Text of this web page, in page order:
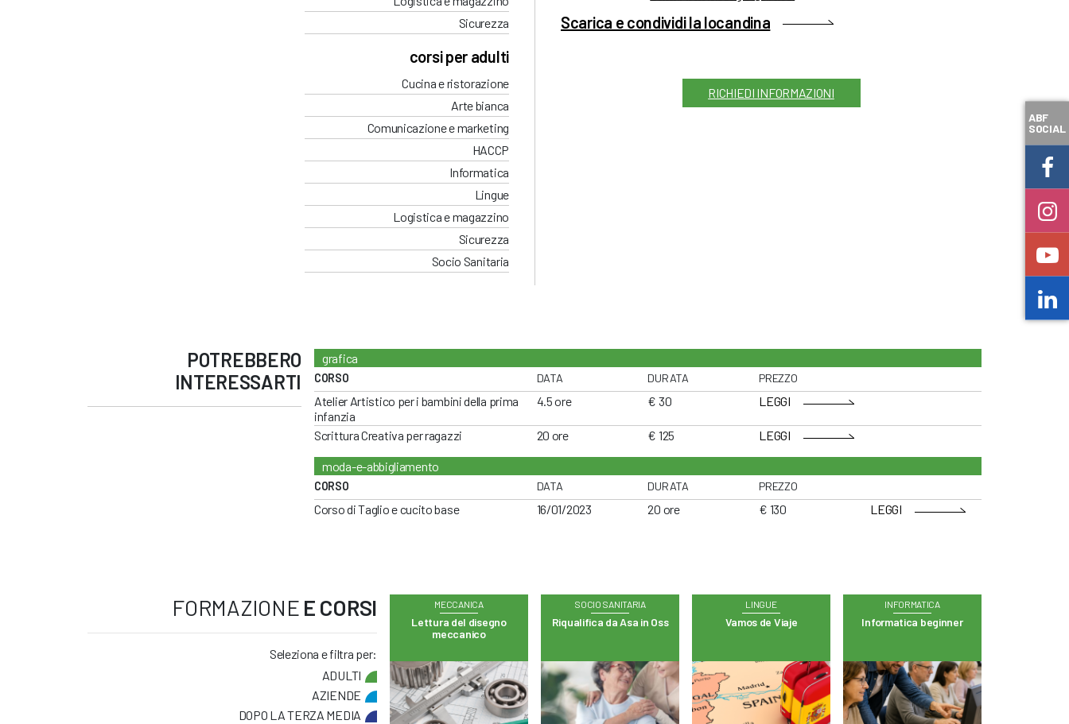
Sicurezza
corsi per adulti
Cucina e ristorazione
Arte bianca
Comunicazione e marketing
HACCP
Informatica
Lingue
Logistica e magazzino
Sicurezza
Socio Sanitaria
Scarica e condividi la locandina
RICHIEDI INFORMAZIONI
POTREBBERO
INTERESSARTI
grafica
CORSO DATA DURATA PREZZO
Atelier Artistico per i bambini della prima
infanzia
4.5 ore € 30 LEGGI
Scrittura Creativa per ragazzi 20 ore € 125 LEGGI
moda-e-abbigliamento
CORSO DATA DURATA PREZZO
Corso di Taglio e cucito base 16/01/2023 20 ore € 130 LEGGI
FORMAZIONE E CORSI
Seleziona e filtra per:
ADULTI
AZIENDE
DOPO LA TERZA MEDIA
MECCANICA
Lettura del disegno
meccanico
SOCIO SANITARIA
Riqualifica da Asa in Oss
LINGUE
Vamos de Viaje
INFORMATICA
Informatica beginner
ABF
SOCIAL